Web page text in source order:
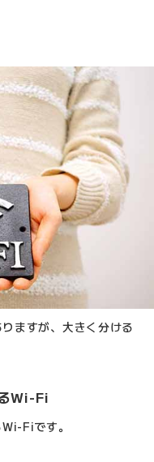
ますが、大きく分ける
Wi-Fi
Fiです。